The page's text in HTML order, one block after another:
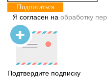
Подписаться
Я согласен на обработку
Подтвердите подписку